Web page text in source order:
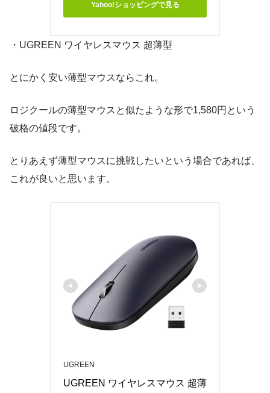
Yahoo!ショッピングで見る
・UGREEN ワイヤレスマウス 超薄型
とにかく安い薄型マウスならこれ。
ロジクールの薄型マウスと似たような形で1,580円という
破格の値段です。
とりあえず薄型マウスに挑戦したいという場合であれば、
これが良いと思います。
UGREEN
UGREEN ワイヤレスマウス 超薄